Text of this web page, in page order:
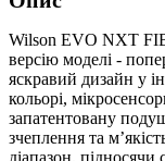
Wilson EVO NXT
версію моделі -
яскравий дизайн у
кольорі,
запатентовану
зчеплення та
діапазон,